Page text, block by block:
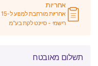
אחריות
רישמי - סיינט לקת בע"מ
תשלום מאובטח